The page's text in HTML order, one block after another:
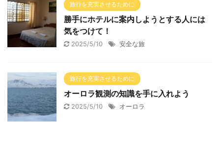
旅行を充実させるために
勝手にホテルに案内しようとする人には
気をつけて！
2025/5/10 安全な旅
旅行を充実させるために
オーロラ観測の知識を手に入れよう
2025/5/10 オーロラ